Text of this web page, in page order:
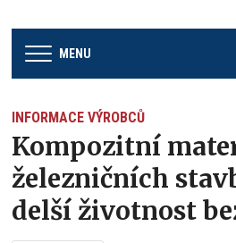
MENU
INFORMACE VÝROBCŮ
Kompozitní
železničních
delší životnost